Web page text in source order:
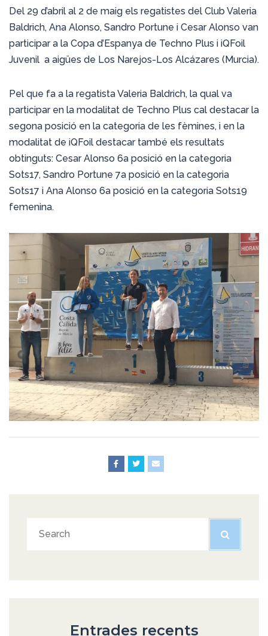
Del 29 d’abril al 2 de maig els regatistes del Club Valeria
Baldrich, Ana Alonso, Sandro Portune i Cesar Alonso van
participar a la Copa d’Espanya de Techno Plus i iQFoil
Juvenil a aigües de Los Narejos-Los Alcázares (Murcia).
Pel que fa a la regatista Valeria Baldrich, la qual va
participar en la modalitat de Techno Plus cal destacar la
segona posició en la categoria de les fèmines, i en la
modalitat de iQFoil destacar també els resultats
obtinguts: Cesar Alonso 6a posició en la categoria
Sots17, Sandro Portune 7a posició en la categoria
Sots17 i Ana Alonso 6a posició en la categoria Sots19
femenina.
Entrades recents